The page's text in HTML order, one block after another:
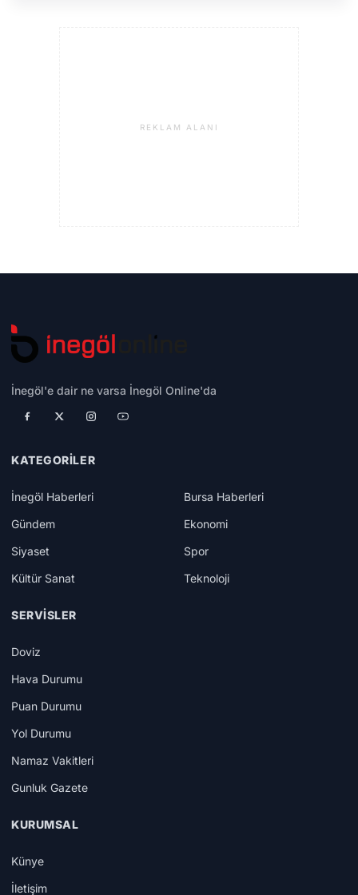
REKLAM ALANI
İnegöl'e dair ne varsa İnegöl Online'da
KATEGORILER
İnegöl Haberleri
Bursa Haberleri
Gündem
Ekonomi
Siyaset
Spor
Kültür Sanat
Teknoloji
SERVISLER
Doviz
Hava Durumu
Puan Durumu
Yol Durumu
Namaz Vakitleri
Gunluk Gazete
KURUMSAL
Künye
İletişim